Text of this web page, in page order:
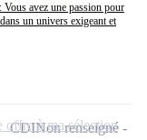
avez une passion pour
un univers exigeant et
CDINon renseigné
offre à ma sélection